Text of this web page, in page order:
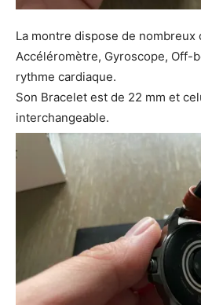
La montre dispose de nombreux
Accéléromètre, Gyroscope, Off-
rythme cardiaque.
Son Bracelet est de 22 mm et
interchangeable.